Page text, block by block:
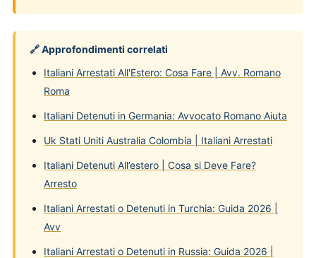
🔗 Approfondimenti correlati
Italiani Arrestati All'Estero: Cosa Fare | Avv. Romano
Roma
Italiani Detenuti in Germania: Avvocato Romano Aiuta
Uk Stati Uniti Australia Colombia | Italiani Arrestati
Italiani Detenuti All’estero | Cosa si Deve Fare?
Arresto
Italiani Arrestati o Detenuti in Turchia: Guida 2026 |
Avv
Italiani Arrestati o Detenuti in Russia: Guida 2026 |